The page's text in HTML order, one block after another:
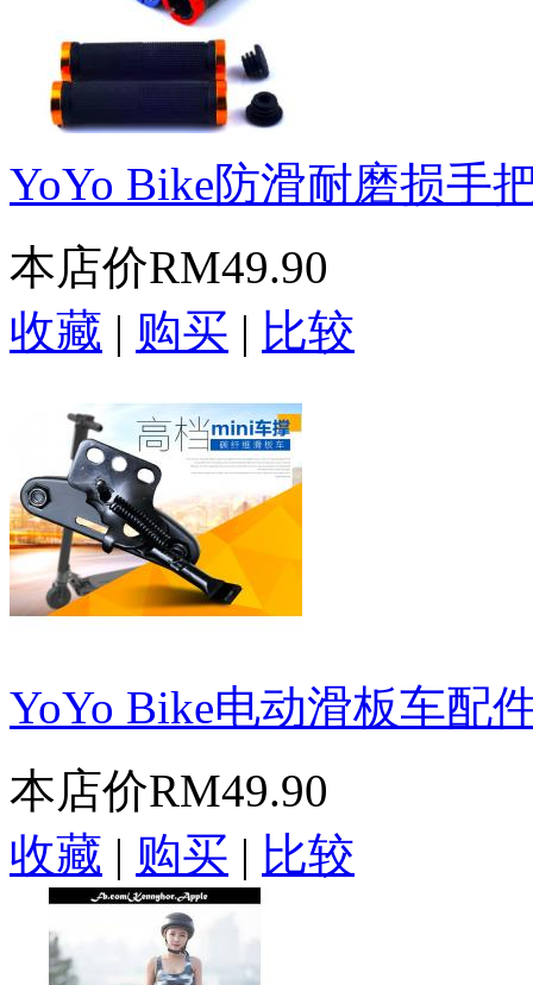
YoYo Bike防滑耐磨损手
本店价RM49.90
收藏 | 购买 | 比较
YoYo Bike电动滑板车配
本店价RM49.90
收藏 | 购买 | 比较